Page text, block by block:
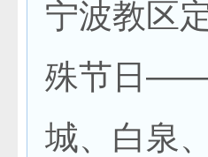
宁波教区
殊节日——
城、白泉